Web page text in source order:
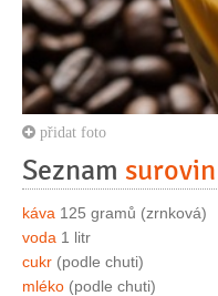
přidat foto
Seznam surovin
káva 125 gramů (zrnková)
voda 1 litr
cukr (podle chuti)
mléko (podle chuti)